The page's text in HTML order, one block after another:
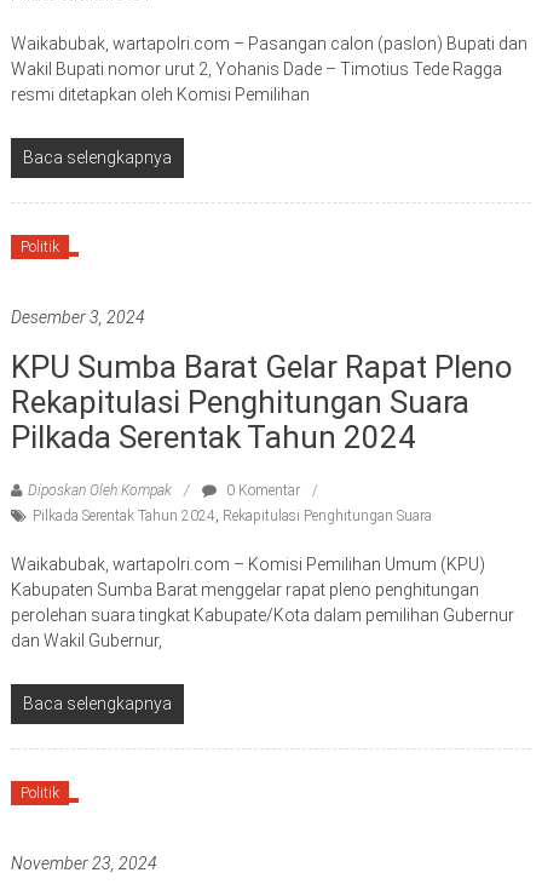
Waikabubak, wartapolri.com – Pasangan calon (paslon) Bupati dan
Wakil Bupati nomor urut 2, Yohanis Dade – Timotius Tede Ragga
resmi ditetapkan oleh Komisi Pemilihan
Baca selengkapnya
Politik
Desember 3, 2024
KPU Sumba Barat Gelar Rapat Pleno
Rekapitulasi Penghitungan Suara
Pilkada Serentak Tahun 2024
Diposkan Oleh:Kompak
0 Komentar
Pilkada Serentak Tahun 2024 Rekapitulasi Penghitungan Suara
Waikabubak, wartapolri.com – Komisi Pemilihan Umum (KPU)
Kabupaten Sumba Barat menggelar rapat pleno penghitungan
perolehan suara tingkat Kabupate/Kota dalam pemilihan Gubernur
dan Wakil Gubernur,
Baca selengkapnya
Politik
November 23, 2024